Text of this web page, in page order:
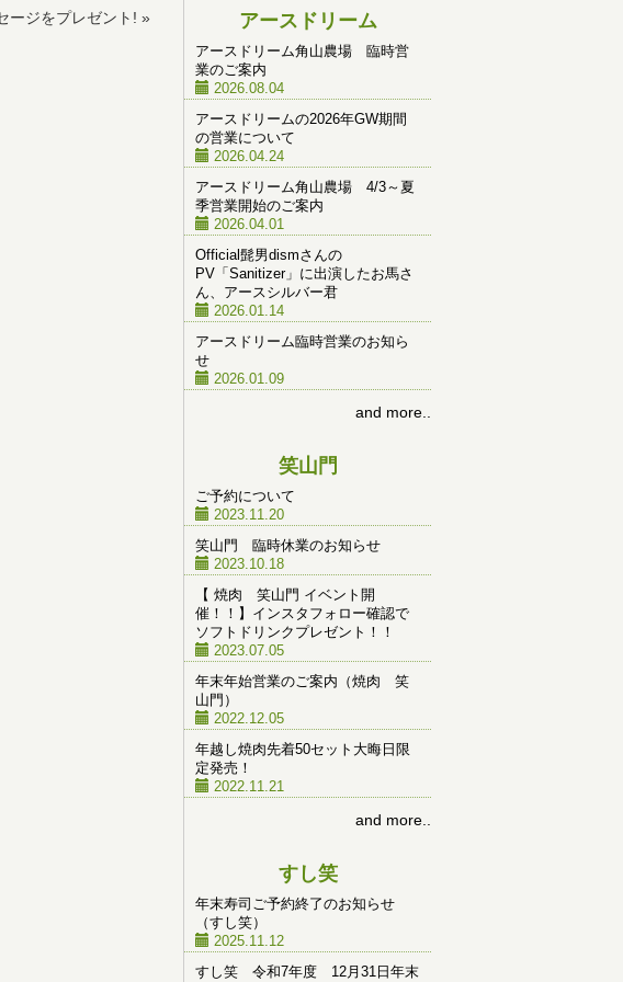
ージをプレゼント! » アースドリーム
アースドリーム角山農場 臨時営
業のご案内
2026.08.04
アースドリームの2026年GW期間
の営業について
2026.04.24
アースドリーム角山農場 4/3～夏
季営業開始のご案内
2026.04.01
Official髭男dismさんの
PV「Sanitizer」に出演したお馬さ
ん、アースシルバー君
2026.01.14
アースドリーム臨時営業のお知ら
せ
2026.01.09
and more..
笑山門
ご予約について
2023.11.20
笑山門 臨時休業のお知らせ
2023.10.18
【 焼肉 笑山門 イベント開
催！！】インスタフォロー確認で
ソフトドリンクプレゼント！！
2023.07.05
年末年始営業のご案内（焼肉 笑
山門）
2022.12.05
年越し焼肉先着50セット大晦日限
定発売！
2022.11.21
and more..
すし笑
年末寿司ご予約終了のお知らせ
（すし笑）
2025.11.12
すし笑 令和7年度 12月31日年末